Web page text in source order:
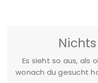
Es sieht so aus, als
wonach du gesucht